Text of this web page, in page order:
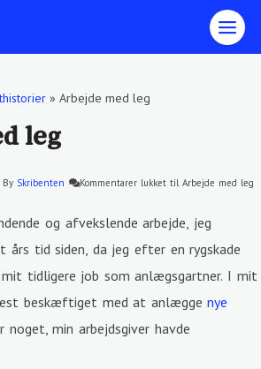
» Arbejde med leg
leg
By Skribenten Kommentarer lukkettil Arbejde med leg
og afvekslende arbejde, jeg
tid siden, da jeg efter en rygskade
tidligere job som anlægsgartner. I mit
beskæftiget med at anlæggenye
noget, min arbejdsgiver havde